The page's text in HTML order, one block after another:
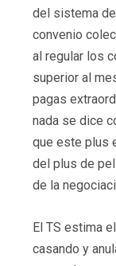
del sistema
convenio
al regular los
superior al
pagas
nada se dice
que este plus
del plus de
de la
El TS estima
casando y